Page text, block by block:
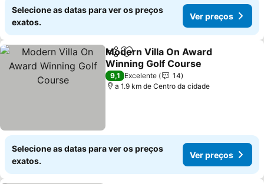
Selecione as datas para ver os preços
exatos.
Ver preços
PartilharAdicionar aos favoritos
Modern Villa On Award
Winning Golf Course
Ver preços
9,1 Excelente
14
a 1.9 km de Centro da cidade
Selecione as datas para ver os preços
exatos.
Ver preços